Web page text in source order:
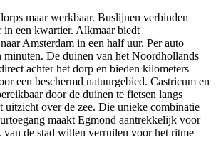
maar werkbaar. Buslijnen verbinden
een kwartier. Alkmaar biedt
Amsterdam in een half uur. Per auto
De duinen van het Noordhollands
achter het dorp en bieden kilometers
een beschermd natuurgebied. Castricum en
door de duinen te fietsen langs
uitzicht over de zee. Die unieke combinatie
maakt Egmond aantrekkelijk voor
van de stad willen verruilen voor het ritme